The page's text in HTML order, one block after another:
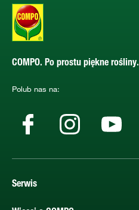
COMPO. Po prostu piękne rośliny.
Polub nas na:
Serwis